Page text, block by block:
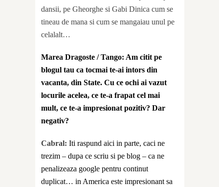
dansii, pe Gheorghe si Gabi Dinica cum se
tineau de mana si cum se mangaiau unul pe
celalalt…
Marea Dragoste / Tango: Am citit pe
blogul tau ca tocmai te-ai intors din
vacanta, din State. Cu ce ochi ai vazut
locurile acelea, ce te-a frapat cel mai
mult, ce te-a impresionat pozitiv? Dar
negativ?
Cabral: Iti raspund aici in parte, caci ne
trezim – dupa ce scriu si pe blog – ca ne
penalizeaza google pentru continut
duplicat… in America este impresionant sa